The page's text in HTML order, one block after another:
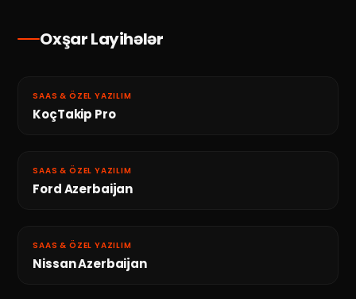
Oxşar Layihələr
SAAS & ÖZEL YAZILIM
KoçTakip Pro
SAAS & ÖZEL YAZILIM
Ford Azerbaijan
SAAS & ÖZEL YAZILIM
Nissan Azerbaijan